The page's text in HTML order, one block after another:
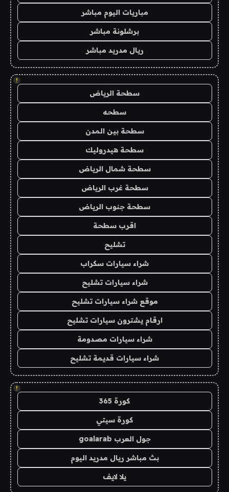
مباريات اليوم مباشر
برشلونة مباشر
ريال مدريد مباشر
!
سطحة الرياض
سطحه
سطحة بين المدن
سطحة هيدروليك
سطحة شمال الرياض
سطحة غرب الرياض
سطحة جنوب الرياض
اقرب سطحة
تشليح
شراء سيارات سكراب
شراء سيارات تشليح
موقع شراء سيارات تشليح
ارقام يشترون سيارات تشليح
شراء سيارات مصدومة
شراء سيارات قديمة تشليح
!
كورة 365
كورة سيتي
جول العرب goalarab
بث مباشر ريال مدريد اليوم
يلا لايف